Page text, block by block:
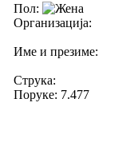
Пол:
Организација:
Име и презиме:
Струка:
Поруке: 7.477